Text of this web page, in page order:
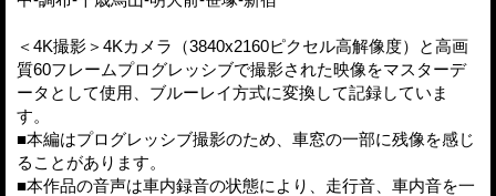
＜4K撮影＞4Kカメラ（3840x2160ピクセル高解像度）と高画
質60フレームプログレッシブで撮影された映像をマスターデ
ータとして使用、ブルーレイ方式に変換して記録していま
す。
■本編はプログレッシブ撮影のため、車窓の一部に残像を感じ
ることがあります。
■本作品の音声は車内録音の状態により、走行音、車内音を一